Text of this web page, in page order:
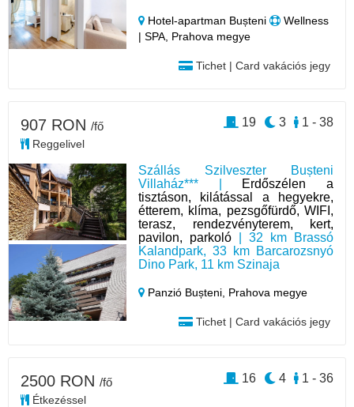
Hotel‑apartman Bușteni
Wellness
| SPA, Prahova megye
Tichet | Card vakációs jegy
Szállás Szilveszter Bușteni
Villaház*** | Erdőszélen a
tisztáson, kilátással a hegyekre,
étterem, klíma, pezsgőfürdő, WIFI,
terasz, rendezvényterem, kert,
pavilon, parkoló | 32 km Brassó
Kalandpark, 33 km Barcarozsnyó
Dino Park, 11 km Szinaja
Panzió Bușteni, Prahova megye
Tichet | Card vakációs jegy
907 RON /fő
Reggelivel
1 - 38
3
19
2500 RON /fő
Étkezéssel
1 - 36
4
16